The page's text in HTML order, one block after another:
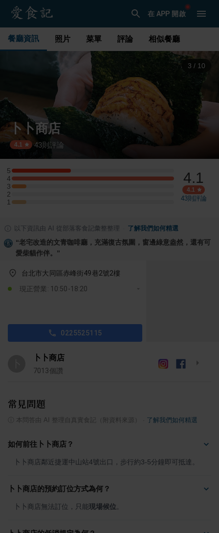
在 APP 開啟
餐廳資訊 照片 菜單 評論 相似餐廳
3 / 10
卜卜商店
4.1 ·43則評論
5
5 星：4 則評論
4
4 星：11 則評論
3
3 星：1 則評論
2
2 星：0 則評論
1
1 星：1 則評論
4.1
4.1
43則評論
以下資訊由 AI 從部落客食記彙整整理 了解我們如何精選
“老宅改造的文青咖啡廳，充滿復古氛圍，窗邊綠意盎然，還有可
愛柴貓作伴。 ”
台北市大同區赤峰街49巷2號2樓
現正營業: 10:50-18:20
0225525115
卜卜商店
7013個讚
常見問題
本問答由 AI 整理自真實食記（附資料來源） 了解我們如何精選
如何前往卜卜商店？
卜卜商店鄰近捷運中山站4號出口，步行約3-5分鐘即可抵達。
卜卜商店的預約訂位方式為何？
卜卜商店無法訂位，只能現場候位